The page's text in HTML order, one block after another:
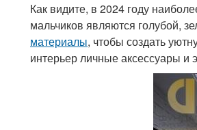
Как видите, в 2024 году
мальчиков являются голубой,
материалы, чтобы создать
интерьер личные аксессуары и